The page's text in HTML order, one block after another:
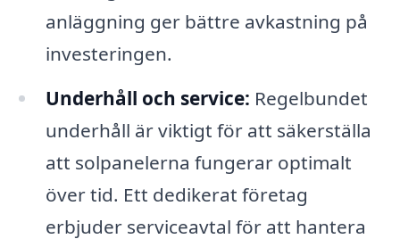
anläggning ger bättre avkastning på
investeringen.
Underhåll och service: Regelbundet
underhåll är viktigt för att säkerställa
att solpanelerna fungerar optimalt
över tid. Ett dedikerat företag
erbjuder serviceavtal för att hantera